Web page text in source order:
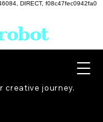
DIRECT, f08c47fec0942fa0
creative journey.